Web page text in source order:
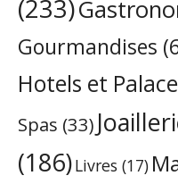
(233)
Gourmandises
Hotels et
Spas (33)
(186)Livres (17)